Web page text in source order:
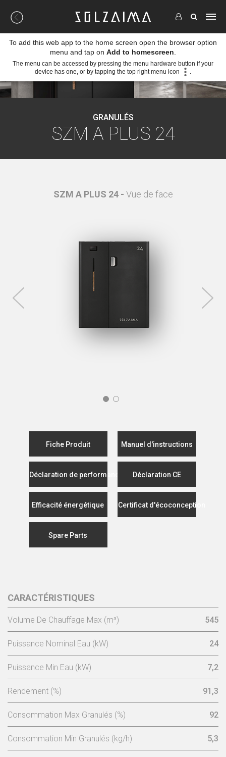
GRANULÉS
SZM A PLUS 24
SZM A PLUS 24 - Vue de face
Fiche Produit Manuel d'instructions
Déclaration de performance Déclaration CE
Efficacité énergétique Certificat d'écoconception
Spare Parts
CARACTÉRISTIQUES
Volume De Chauffage Max (m³) 545
Puissance Nominal Eau (kW) 24
Puissance Min Eau (kW) 7,2
Rendement (%) 91,3
Consommation Max Granulés (%) 92
Consommation Min Granulés (kg/h) 5,3
To add this web app to the home screen open the browser option
menu and tap on Add to homescreen
The menu can be accessed by pressing the menu hardware button if your
device has one, or by tapping the top right menu icon
.